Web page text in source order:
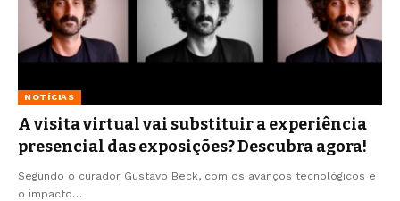
NOTÍCIAS
A visita virtual vai substituir a experiência
presencial das exposições? Descubra agora!
Segundo o curador Gustavo Beck, com os avanços tecnológicos e
o impacto…